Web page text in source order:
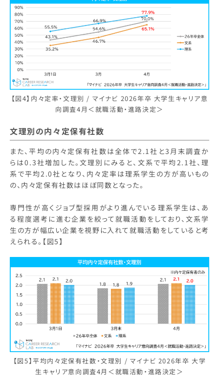
【図4】内々定率・文理別 / マイナビ 2026年卒 大学生キャリア意
向調査4月＜就職活動・進路決定＞
文理別の内々定保有社数
また、平均の内々定保有社数は全体で2.1社と3月末調査か
らは0.3社増加した。文理別にみると、文系で平均2.1社、理
系で平均2.0社となり、内々定率は理系学生の方が高いもの
の、内々定保有社数はほぼ同数となった。
専門性が高くジョブ型採用がより進んでいる理系学生は、あ
る程度選考に進む企業を絞って就職活動をしており、文系学
生の方が幅広い企業を視野に入れて就職活動をしていると考
えられる。【図5】
【図5】平均内々定保有社数・文理別 / マイナビ 2026年卒 大学
生キャリア意向調査4月＜就職活動・進路決定＞